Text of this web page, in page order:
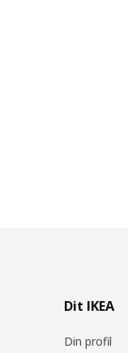
Dit IKEA
Din profil